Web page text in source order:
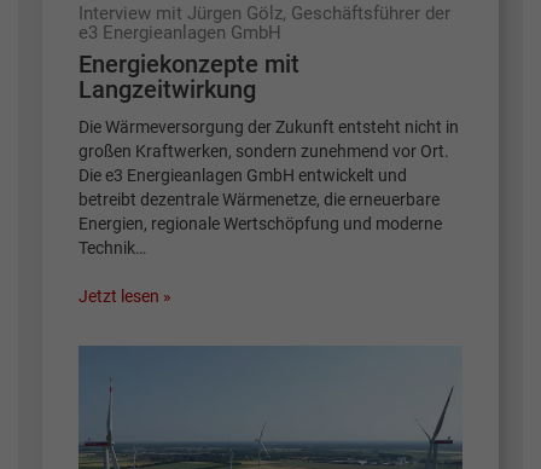
Interview mit Jürgen Gölz, Geschäftsführer der
e3 Energieanlagen GmbH
Energiekonzepte mit
Langzeitwirkung
Die Wärmeversorgung der Zukunft entsteht nicht in
großen Kraftwerken, sondern zunehmend vor Ort.
Die e3 Energieanlagen GmbH entwickelt und
betreibt dezentrale Wärmenetze, die erneuerbare
Energien, regionale Wertschöpfung und moderne
Technik…
Jetzt lesen »